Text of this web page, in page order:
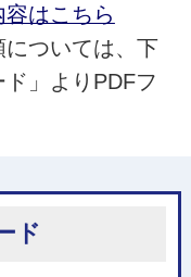
はこちら
ついては、下
」よりPDFフ
ド